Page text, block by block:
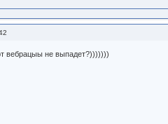
вебрацыы не выпадет?)))))))